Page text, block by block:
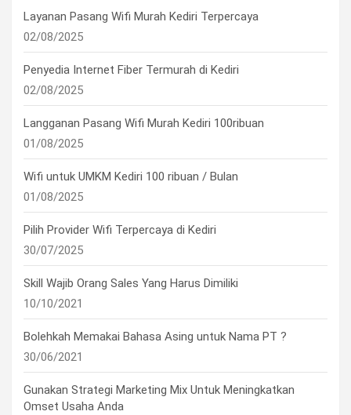
Layanan Pasang Wifi Murah Kediri Terpercaya
02/08/2025
Penyedia Internet Fiber Termurah di Kediri
02/08/2025
Langganan Pasang Wifi Murah Kediri 100ribuan
01/08/2025
Wifi untuk UMKM Kediri 100 ribuan / Bulan
01/08/2025
Pilih Provider Wifi Terpercaya di Kediri
30/07/2025
Skill Wajib Orang Sales Yang Harus Dimiliki
10/10/2021
Bolehkah Memakai Bahasa Asing untuk Nama PT ?
30/06/2021
Gunakan Strategi Marketing Mix Untuk Meningkatkan
Omset Usaha Anda